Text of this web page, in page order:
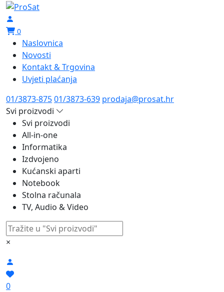
0
Naslovnica
Novosti
Kontakt & Trgovina
Uvjeti plaćanja
01/3873-87501/3873-639 prodaja@prosat.hr
Svi proizvodi
Svi proizvodi
All-in-one
Informatika
Izdvojeno
Kućanski aparti
Notebook
Stolna računala
TV, Audio & Video
×
0